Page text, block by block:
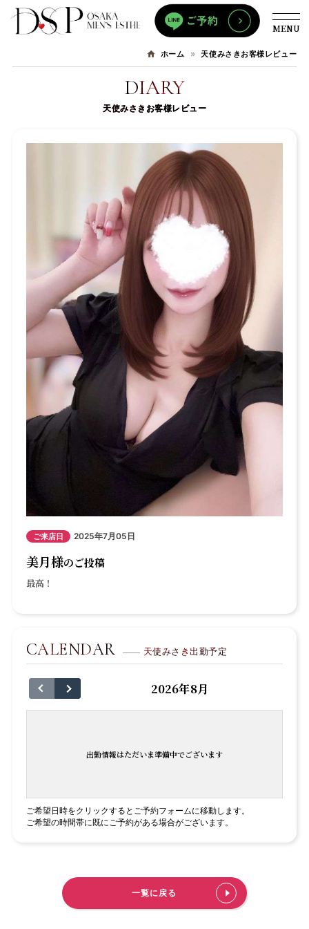
ホーム 天使みさきお客様レビュー
MENU
DIARY
天使みさきお客様レビュー
ご来店日 2025年7月05日
美月様のご投稿
最高！
CALENDAR 天使みさき出勤予定
2026年8月
出勤情報はただいま準備中でございます
ご希望日時をクリックするとご予約フォームに移動します。
ご希望の時間帯に既にご予約がある場合がございます。
一覧に戻る